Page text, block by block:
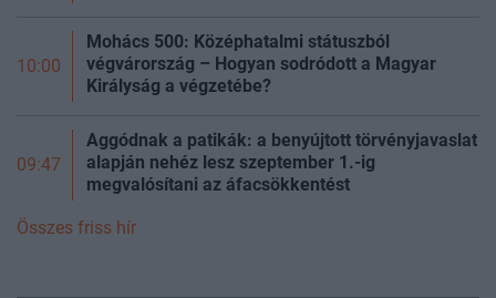
10:00
Mohács 500: Középhatalmi státuszból
végvárország – Hogyan sodródott a Magyar
Királyság a végzetébe?
09:47
Aggódnak a patikák: a benyújtott törvényjavaslat
alapján nehéz lesz szeptember 1.-ig
megvalósítani az áfacsökkentést
Összes friss hír